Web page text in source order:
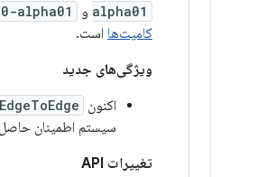
alpha01 و alpha01
کامیت‌ها است.
ویژگی‌های جدید
اکنون EdgeToEdge
سیستم اطمینان
تغییرات API